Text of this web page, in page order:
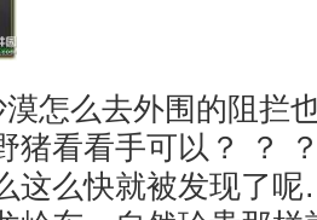
怎么去外围的阻拦
猪看看手可以？ ？
这么快就被发现了